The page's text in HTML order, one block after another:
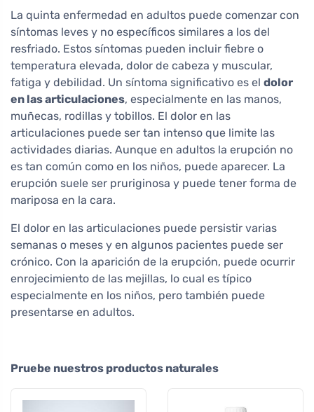
La quinta enfermedad en adultos puede comenzar con
síntomas leves y no específicos similares a los del
resfriado. Estos síntomas pueden incluir fiebre o
temperatura elevada, dolor de cabeza y muscular,
fatiga y debilidad. Un síntoma significativo es el dolor
en las articulaciones, especialmente en las manos,
muñecas, rodillas y tobillos. El dolor en las
articulaciones puede ser tan intenso que limite las
actividades diarias. Aunque en adultos la erupción no
es tan común como en los niños, puede aparecer. La
erupción suele ser pruriginosa y puede tener forma de
mariposa en la cara.
El dolor en las articulaciones puede persistir varias
semanas o meses y en algunos pacientes puede ser
crónico. Con la aparición de la erupción, puede ocurrir
enrojecimiento de las mejillas, lo cual es típico
especialmente en los niños, pero también puede
presentarse en adultos.
Pruebe nuestros productos naturales